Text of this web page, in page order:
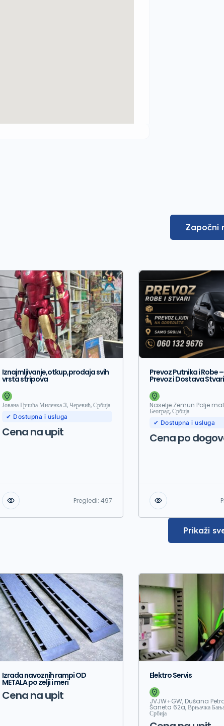
Započni
Iznajmljivanje,otkup,prodaja svih
vrsta stripova
Јована Грчића Миленка 3, Черевић, Србија
✔ Dostupna i usluga
Cena na upit
Pregledi: 497
Prevoz Putnika i Robe
Prevoz i Dostava Stvari
Naselje Zemun Polje
Београд, Србија
✔ Dostupna i usluga
Cena po
Prikaži
Izrada navoznih rampi OD
METALA po zelji i meri
Cena na upit
Elektro Servis
JVJW+GW, Dušana
Šaneta 62a, Врњачка
Србија